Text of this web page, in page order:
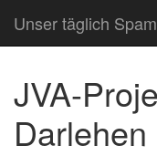
Unser täglich Spam
JVA-
Darlehen